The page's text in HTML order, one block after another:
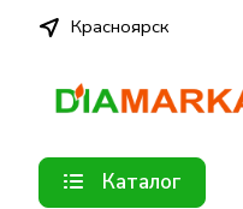
Красноярск
Каталог